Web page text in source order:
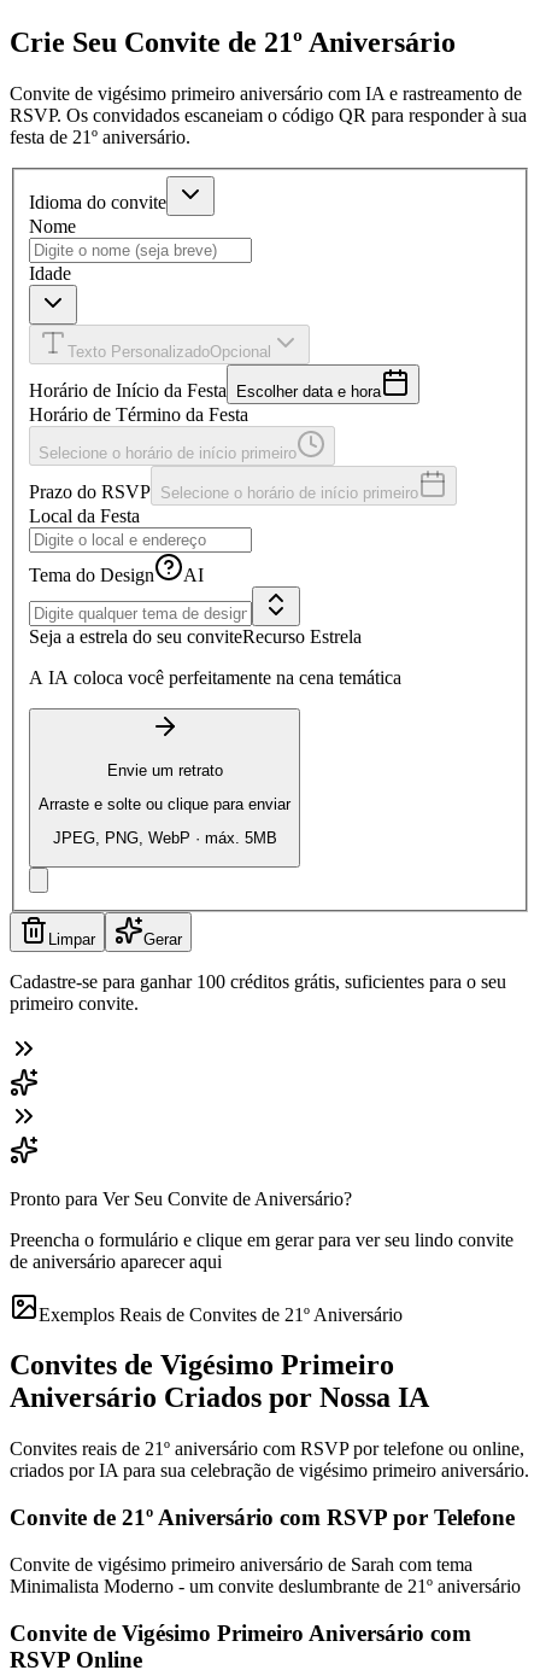
Crie Seu Convite de 21º Aniversário
Convite de vigésimo primeiro aniversário com IA e rastreamento de
RSVP. Os convidados escaneiam o código QR para responder à sua
festa de 21º aniversário.
Idioma do convite
Nome
Idade
Texto PersonalizadoOpcional
Horário de Início da Festa Escolher data e hora
Horário de Término da Festa
Selecione o horário de início primeiro
Prazo do RSVP Selecione o horário de início primeiro
Local da Festa
Tema do Design AI
Seja a estrela do seu conviteRecurso Estrela
A IA coloca você perfeitamente na cena temática
Envie um retrato
Arraste e solte ou clique para enviar
JPEG, PNG, WebP · máx. 5MB
Limpar Gerar
Cadastre-se para ganhar 100 créditos grátis, suficientes para o seu
primeiro convite.
Pronto para Ver Seu Convite de Aniversário?
Preencha o formulário e clique em gerar para ver seu lindo convite
de aniversário aparecer aqui
Exemplos Reais de Convites de 21º Aniversário
Convites de Vigésimo Primeiro
Aniversário Criados por Nossa IA
Convites reais de 21º aniversário com RSVP por telefone ou online,
criados por IA para sua celebração de vigésimo primeiro aniversário.
Convite de 21º Aniversário com RSVP por Telefone
Convite de vigésimo primeiro aniversário de Sarah com tema
Minimalista Moderno - um convite deslumbrante de 21º aniversário
Convite de Vigésimo Primeiro Aniversário com
RSVP Online